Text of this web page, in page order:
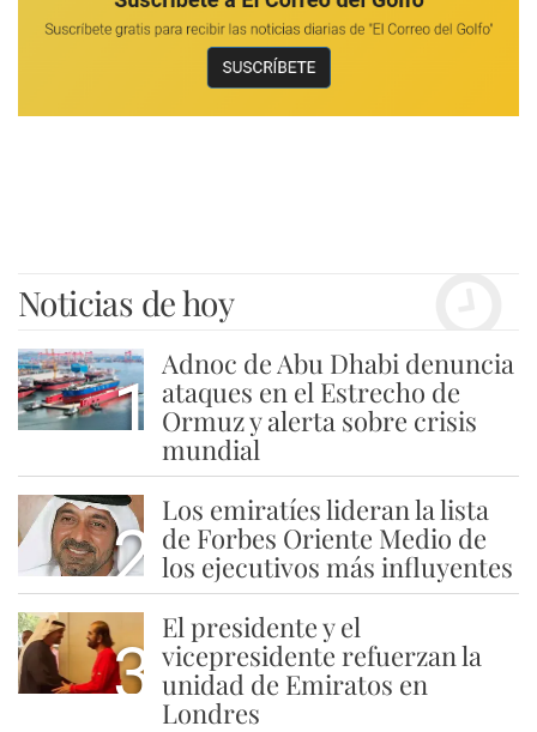
Noticias de hoy
1
Adnoc de Abu Dhabi denuncia
ataques en el Estrecho de
Ormuz y alerta sobre crisis
mundial
2
Los emiratíes lideran la lista
de Forbes Oriente Medio de
los ejecutivos más influyentes
3
El presidente y el
vicepresidente refuerzan la
unidad de Emiratos en
Londres